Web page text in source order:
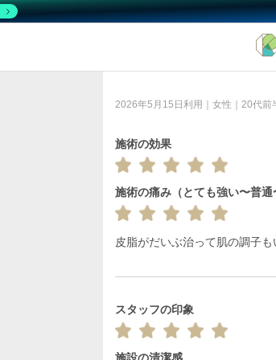
2026年5月15日利用｜女性｜20代前
施術の効果
施術の痛み（とても強い〜普通
皮脂がだいぶ治って肌の調子
スタッフの印象
施設の清潔感